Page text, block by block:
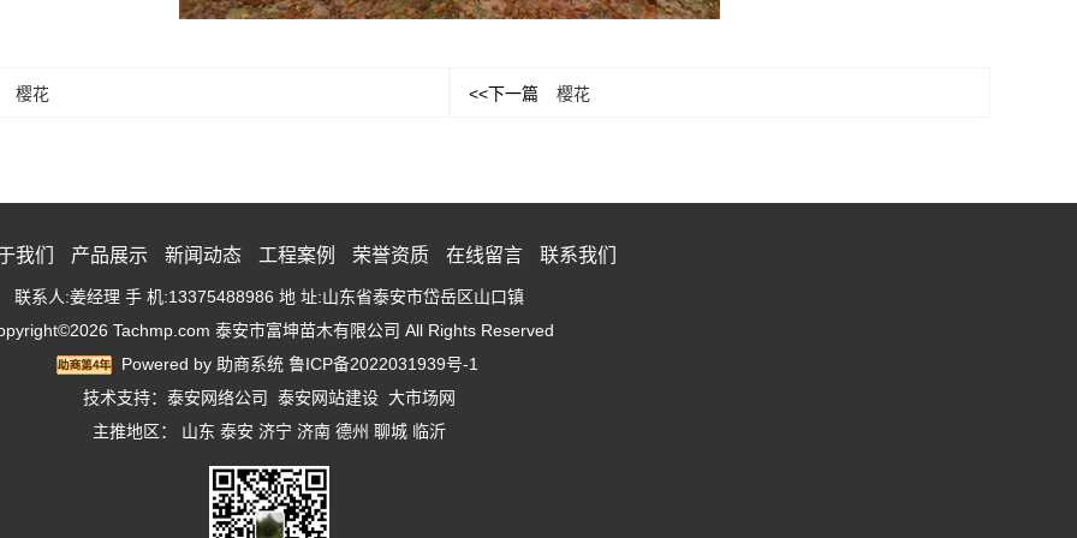
樱花 <<下一篇 樱花
我们 产品展示 新闻动态 工程案例 荣誉资质 在线留言 联系我们
联系人:姜经理 手 机:13375488986 地 址:山东省泰安市岱岳区山口镇
Tachmp.com 泰安市富坤苗木有限公司 All Rights Reserved
Powered by 助商系统 鲁ICP备2022031939号-1
技术支持： 泰安网络公司 泰安网站建设 大市场网
主推地区： 山东 泰安 济宁 济南 德州 聊城 临沂